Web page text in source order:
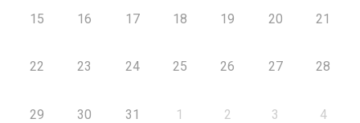
15 16 17 18 19 20 21
22 23 24 25 26 27 28
29 30 31 1 2 3 4